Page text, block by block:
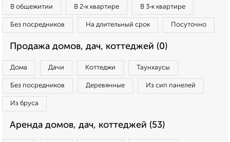
В общежитии В 2‑к квартире В 3‑к квартире
Без посредников На длительный срок Посуточно
Продажа домов, дач, коттеджей (0)
Дома Дачи Коттеджи Таунхаусы
Без посредников Деревянные Из сип панелей
Из бруса
Аренда домов, дач, коттеджей (53)